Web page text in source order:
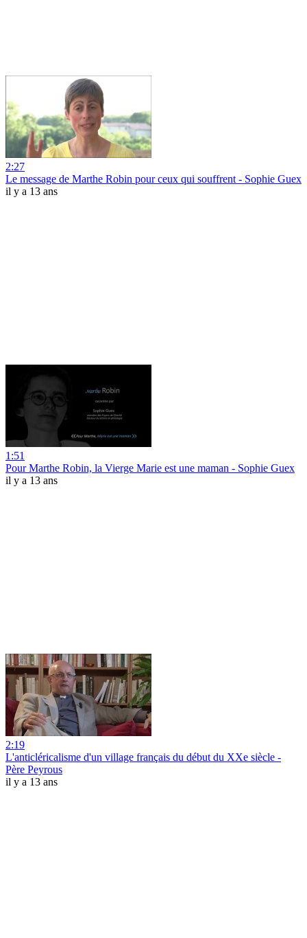
2:27
Le message de Marthe Robin pour ceux qui souffrent - Sophie Guex
il y a 13 ans
1:51
Pour Marthe Robin, la Vierge Marie est une maman - Sophie Guex
il y a 13 ans
2:19
L'anticléricalisme d'un village français du début du XXe siècle -
Père Peyrous
il y a 13 ans